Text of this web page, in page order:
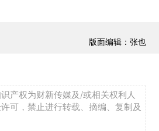
版面编辑：张也
产权为财新传媒及/或相关权利人
可，禁止进行转载、摘编、复制及